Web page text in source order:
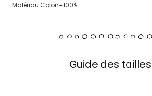
Matériau:Coton=100%
Guide des tailles